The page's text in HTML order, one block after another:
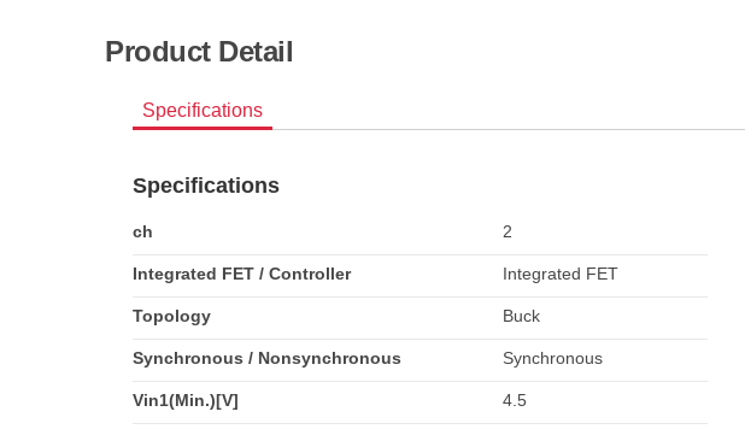
Product Detail
Specifications
Specifications
ch 2
Integrated FET / Controller Integrated FET
Topology Buck
Synchronous / Nonsynchronous Synchronous
Vin1(Min.)[V] 4.5